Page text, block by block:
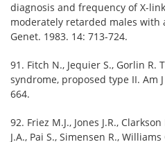
diagnosis and frequency of X-
moderately retarded males with
Genet. 1983. 14: 713-724.
91. Fitch N., Jequier S., Gorlin R.
syndrome, proposed type II. Am
664.
92. Friez M.J., Jones J.R.,
J.A., Pai S., Simensen R.,